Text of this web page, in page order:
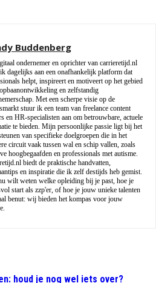
Buddenberg
ondernemer en oprichter van carrieretijd.nl
dagelijks aan een onafhankelijk platform dat
helpt, inspireert en motiveert op het gebied
en zelfstandig
Met een scherpe visie op de
stuur ik een team van freelance content
en HR-specialisten aan om betrouwbare, actuele
te bieden. Mijn persoonlijke passie ligt bij het
van specifieke doelgroepen die in het
circuit vaak tussen wal en schip vallen, zoals
hoogbegaafden en professionals met autisme.
biedt de praktische handvatten,
en inspiratie die ik zelf destijds heb gemist.
wilt weten welke opleiding bij je past, hoe je
start als zzp'er, of hoe je jouw unieke talenten
benut: wij bieden het kompas voor jouw
houd je nog wel iets over?